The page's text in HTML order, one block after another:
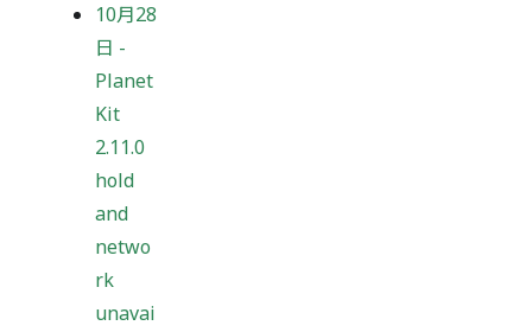
10月28
日 -
Planet
Kit
2.11.0
hold
and
netwo
rk
unavai